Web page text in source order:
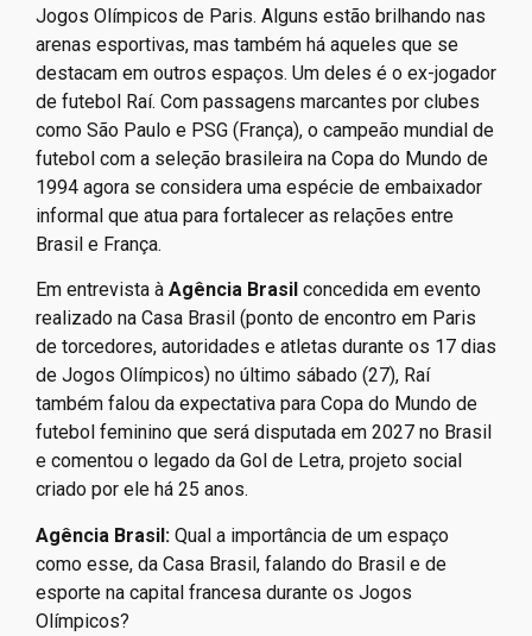
Jogos Olímpicos de Paris. Alguns estão brilhando nas
arenas esportivas, mas também há aqueles que se
destacam em outros espaços. Um deles é o ex-jogador
de futebol Raí. Com passagens marcantes por clubes
como São Paulo e PSG (França), o campeão mundial de
futebol com a seleção brasileira na Copa do Mundo de
1994 agora se considera uma espécie de embaixador
informal que atua para fortalecer as relações entre
Brasil e França.
Em entrevista à Agência Brasil concedida em evento
realizado na Casa Brasil (ponto de encontro em Paris
de torcedores, autoridades e atletas durante os 17 dias
de Jogos Olímpicos) no último sábado (27), Raí
também falou da expectativa para Copa do Mundo de
futebol feminino que será disputada em 2027 no Brasil
e comentou o legado da Gol de Letra, projeto social
criado por ele há 25 anos.
Agência Brasil: Qual a importância de um espaço
como esse, da Casa Brasil, falando do Brasil e de
esporte na capital francesa durante os Jogos
Olímpicos?